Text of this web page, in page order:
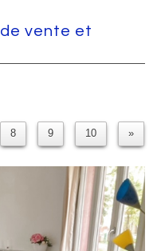
de vente et
8 9 10 »